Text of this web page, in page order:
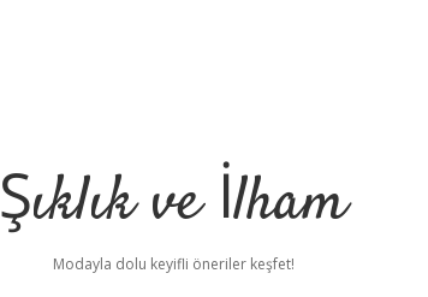
Şıklık ve İlham
Modayla dolu keyifli öneriler keşfet!